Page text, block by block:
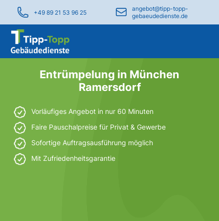
+49 89 21 53 96 25
angebot@tipp-topp-
gebaeudedienste.de
Entrümpelung in München
Ramersdorf
Vorläufiges Angebot in nur 60 Minuten
Faire Pauschalpreise für Privat & Gewerbe
Sofortige Auftragsausführung möglich
Mit Zufriedenheitsgarantie